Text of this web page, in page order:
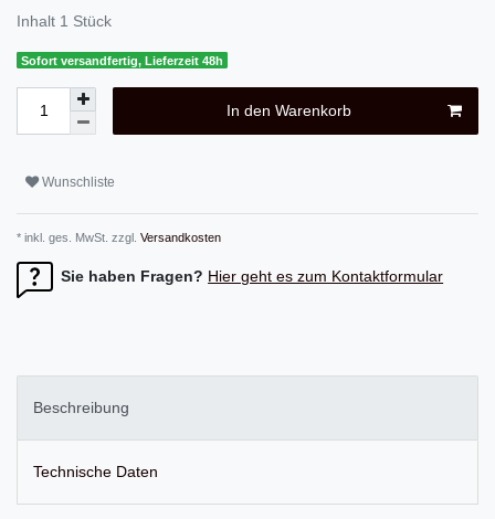
Inhalt 1 Stück
Sofort versandfertig, Lieferzeit 48h
In den Warenkorb
Wunschliste
* inkl. ges. MwSt. zzgl. Versandkosten
Sie haben Fragen? Hier geht es zum Kontaktformular
Beschreibung
Technische Daten